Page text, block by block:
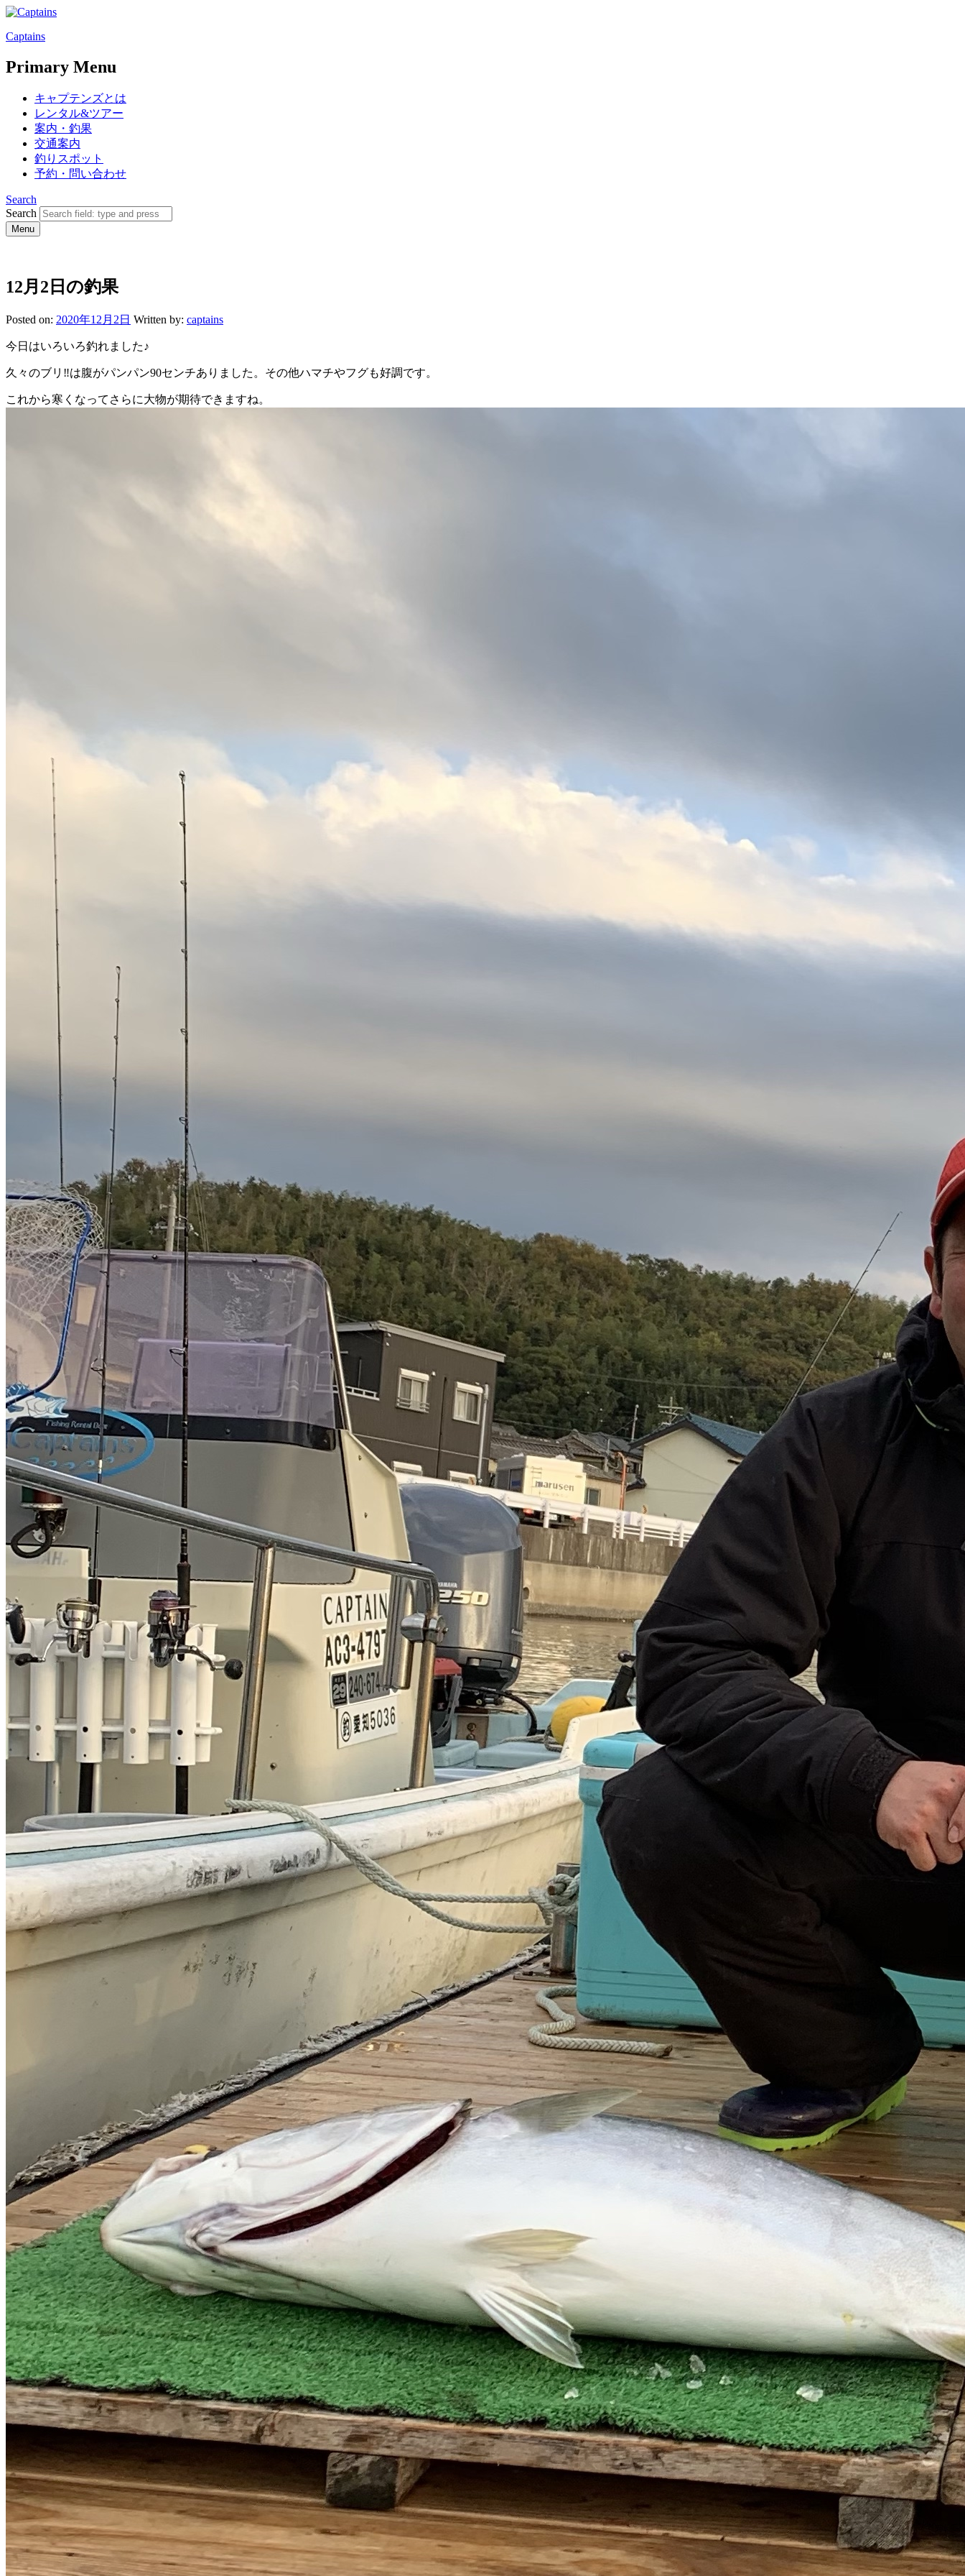
Captains
Primary Menu
キャプテンズとは
レンタル&ツアー
案内・釣果
交通案内
釣りスポット
予約・問い合わせ
Search
Search
Menu
12月2日の釣果
Posted on: 2020年12月2日 Written by: captains
今日はいろいろ釣れました♪
久々のブリ‼︎は腹がパンパン90センチありました。その他ハマチやフグも好調です。
これから寒くなってさらに大物が期待できますね。